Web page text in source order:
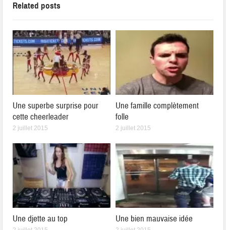
Related posts
Une superbe surprise pour
cette cheerleader
2 juillet 2015
Une famille complètement
folle
2 juillet 2015
Une djette au top Une bien mauvaise idée